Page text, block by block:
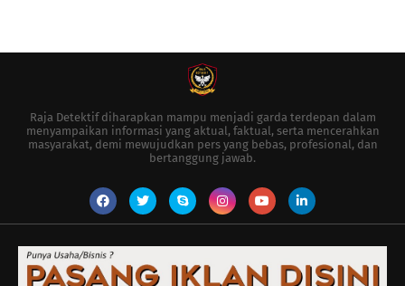
Raja Detektif diharapkan mampu menjadi garda terdepan dalam
menyampaikan informasi yang aktual, faktual, serta mencerahkan
masyarakat, demi mewujudkan pers yang bebas, profesional, dan
bertanggung jawab.